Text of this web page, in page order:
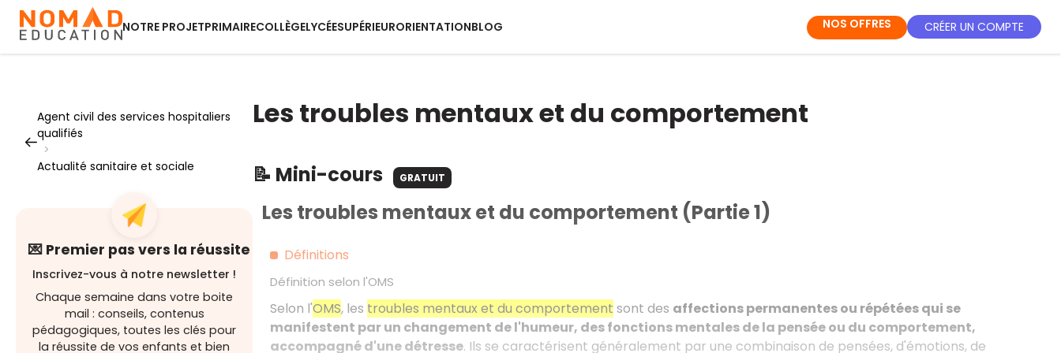
NOTRE PROJETPRIMAIRECOLLÈGELYCÉESUPÉRIEURORIENTATIONBLOG NOS OFFRES CRÉER UN COMPTE
Agent civil des services hospitaliers
qualifiés
>
Actualité sanitaire et sociale
💌 Premier pas vers la réussite
Inscrivez-vous à notre newsletter !
Chaque semaine dans votre boite
mail : conseils, contenus
pédagogiques, toutes les clés pour
la réussite de vos enfants et bien
Les troubles mentaux et du comportement
📝 Mini-cours GRATUIT
Les troubles mentaux et du comportement (Partie 1)
Définitions
Définition selon l'OMS
Selon l'OMS, les troubles mentaux et du comportement sont des affections permanentes ou répétées qui se
manifestent par un changement de l'humeur, des fonctions mentales de la pensée ou du comportement,
accompagné d'une détresse. Ils se caractérisent généralement par une combinaison de pensées, d'émotions, de